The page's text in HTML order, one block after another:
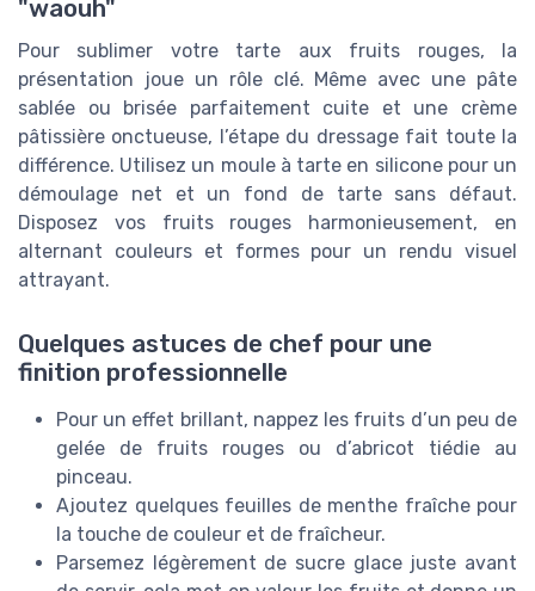
"waouh"
Pour sublimer votre tarte aux fruits rouges, la
présentation joue un rôle clé. Même avec une pâte
sablée ou brisée parfaitement cuite et une crème
pâtissière onctueuse, l’étape du dressage fait toute la
différence. Utilisez un moule à tarte en silicone pour un
démoulage net et un fond de tarte sans défaut.
Disposez vos fruits rouges harmonieusement, en
alternant couleurs et formes pour un rendu visuel
attrayant.
Quelques astuces de chef pour une
finition professionnelle
Pour un effet brillant, nappez les fruits d’un peu de
gelée de fruits rouges ou d’abricot tiédie au
pinceau.
Ajoutez quelques feuilles de menthe fraîche pour
la touche de couleur et de fraîcheur.
Parsemez légèrement de sucre glace juste avant